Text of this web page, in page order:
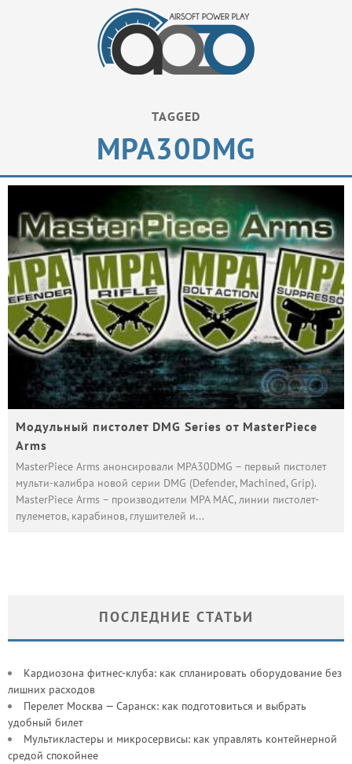
TAGGED
MPA30DMG
Модульный пистолет DMG Series от MasterPiece
Arms
MasterPiece Arms анонсировали MPA30DMG – первый пистолет
мульти-калибра новой серии DMG (Defender, Machined, Grip).
MasterPiece Arms – производители MPA MAC, линии пистолет-
пулеметов, карабинов, глушителей и...
ПОСЛЕДНИЕ СТАТЬИ
Кардиозона фитнес-клуба: как спланировать оборудование без
лишних расходов
Перелет Москва — Саранск: как подготовиться и выбрать
удобный билет
Мультикластеры и микросервисы: как управлять контейнерной
средой спокойнее